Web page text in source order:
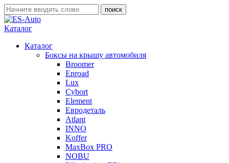
Каталог
Каталог
Боксы на крышу автомобиля
Broomer
Enroad
Lux
Cybort
Element
Евродеталь
Atlant
INNO
Koffer
MaxBox PRO
NOBU